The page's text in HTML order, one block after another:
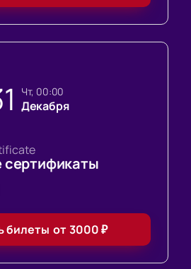
чт, 00:00
Декабря
билеты от 3000₽